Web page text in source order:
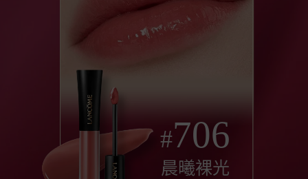
#706
晨曦裸光